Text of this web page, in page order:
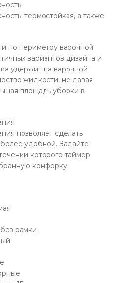
термостойкая, а также
по периметру варочной
вариантов дизайна и
удержит на варочной
жидкости, не давая
площадь уборки в
позволяет сделать
удобной. Задайте
которого таймер
конфорку.
рамки